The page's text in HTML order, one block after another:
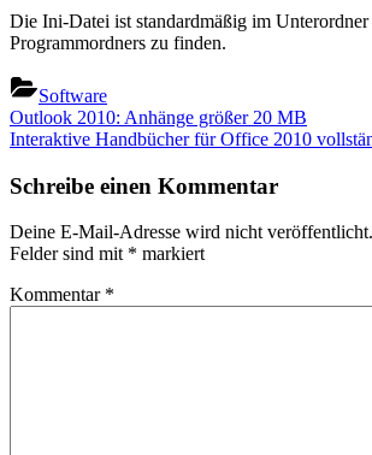
Die Ini-Datei ist standardmäßig im Unterordner
Programmordners zu finden.
Software
Beitragsnavigation
Previous
Post:
Outlook 2010: Anhänge größer 20 MB
Next
Interaktive Handbücher für Office 2010
Schreibe einen Kommentar
Deine E-Mail-Adresse wird nicht veröffentlicht.
Felder sind mit * markiert
Kommentar *